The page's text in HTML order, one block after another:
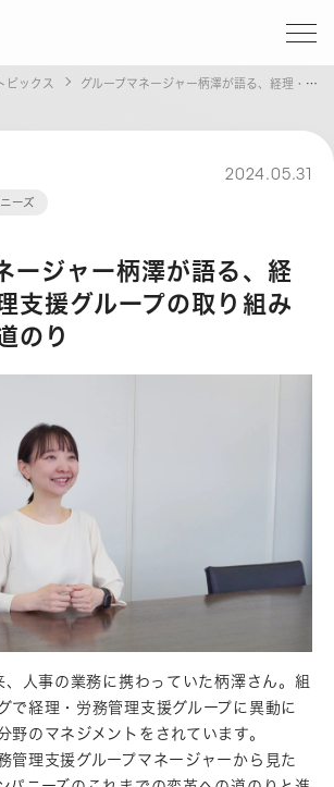
ピックス グループマネージャー柄澤が語る、経理・労務管理支援グループの取り組みと変革への道のり
2024.05.31
ーズ
ージャー柄澤が語る、経
支援グループの取り組み
のり
人事の業務に携わっていた柄澤さん。組
で経理・労務管理支援グループに異動に
野のマネジメントをされています。
管理支援グループマネージャーから見た